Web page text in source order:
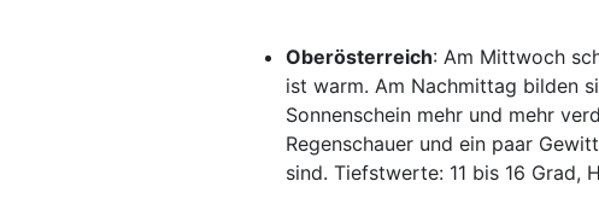
Oberösterreich: Am Mittwoch
ist warm. Am Nachmittag bilden
Sonnenschein mehr und mehr
Regenschauer und ein paar
sind. Tiefstwerte: 11 bis 16 Grad,